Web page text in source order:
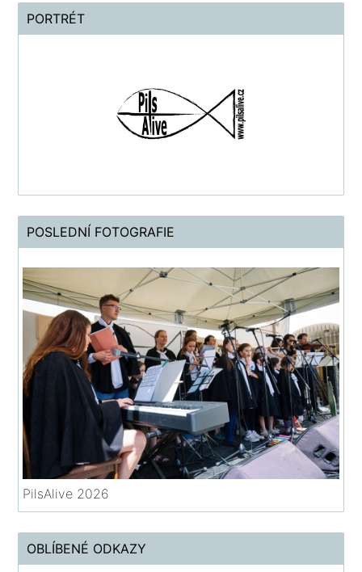
PORTRÉT
POSLEDNÍ FOTOGRAFIE
PilsAlive 2026
OBLÍBENÉ ODKAZY